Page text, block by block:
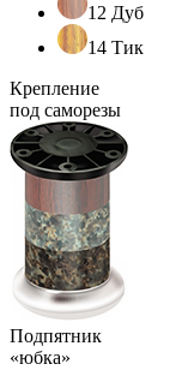
12 Дуб
14 Тик
Крепление
под саморезы
Подпятник
«юбка»